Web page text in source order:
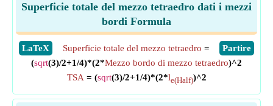
Superficie totale del mezzo tetraedro dati i mezzi
bordi Formula
​LaTeX ​Partire
Superficie totale del mezzo tetraedro =
(sqrt(3)/2+1/4)*(2*Mezzo bordo di mezzo tetraedro)^2
TSA = (sqrt(3)/2+1/4)*(2*le(Half))^2